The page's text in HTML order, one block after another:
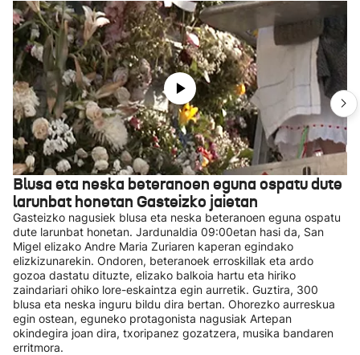
Blusa eta neska beteranoen eguna ospatu dute
larunbat honetan Gasteizko jaietan
Gasteizko nagusiek blusa eta neska beteranoen eguna ospatu
dute larunbat honetan. Jardunaldia 09:00etan hasi da, San
Migel elizako Andre Maria Zuriaren kaperan egindako
elizkizunarekin. Ondoren, beteranoek erroskillak eta ardo
gozoa dastatu dituzte, elizako balkoia hartu eta hiriko
zaindariari ohiko lore-eskaintza egin aurretik. Guztira, 300
blusa eta neska inguru bildu dira bertan. Ohorezko aurreskua
egin ostean, eguneko protagonista nagusiak Artepan
okindegira joan dira, txoripanez gozatzera, musika bandaren
erritmora.